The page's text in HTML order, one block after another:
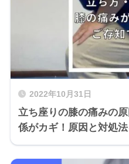
2022年10月31日
立ち座りの膝の痛みの
係がカギ！原因と対処法